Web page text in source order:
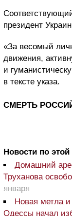
президент
«За весомый
движения,
и
в тексте указа.
СМЕРТЬ
Новости по этой
Домашний
Труханова
января
Новая метла
Одессы начал